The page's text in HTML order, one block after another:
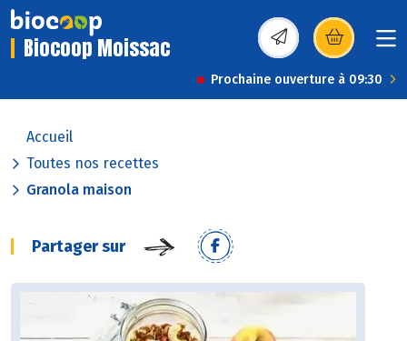
Biocoop Moissac (s’ouvre dans une
Prochaine ouverture à 09:30
Accueil
Toutes nos recettes
Granola maison
Partager sur